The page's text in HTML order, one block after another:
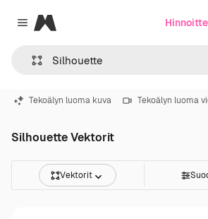
Close menu
Magnific
Tekoälyn luoma kuva Tekoälyn luoma
Silhouette Vektorit
Vektorit